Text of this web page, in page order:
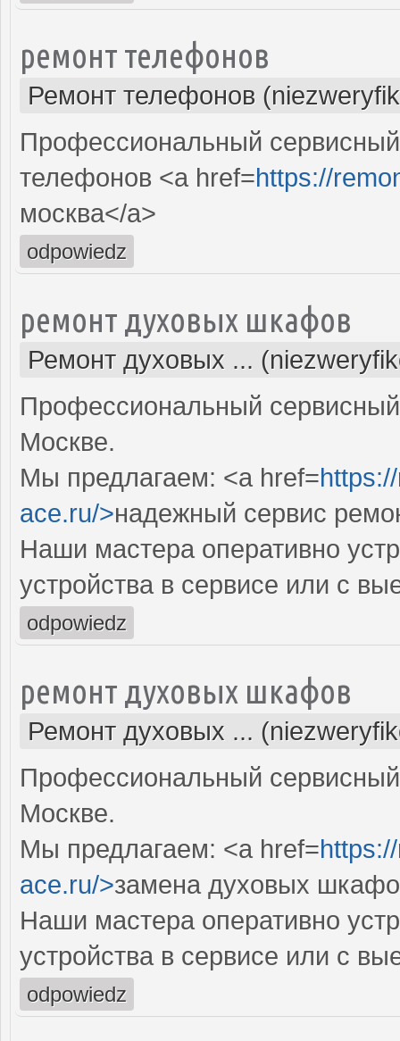
ремонт телефонов
Ремонт телефонов
Профессиональный
телефонов <a href=https://
москва</a>
odpowiedz
ремонт духовых шкафов
Ремонт духовых ...
Профессиональный
Москве.
Мы предлагаем: <a href=
ace.ru/>надежный сервис
Наши мастера оперативно
устройства в сервисе или с
odpowiedz
ремонт духовых шкафов
Ремонт духовых ...
Профессиональный
Москве.
Мы предлагаем: <a href=
ace.ru/>замена духовых
Наши мастера оперативно
устройства в сервисе или с
odpowiedz